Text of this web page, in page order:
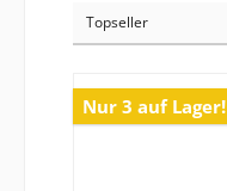
Nur 3 auf Lager!